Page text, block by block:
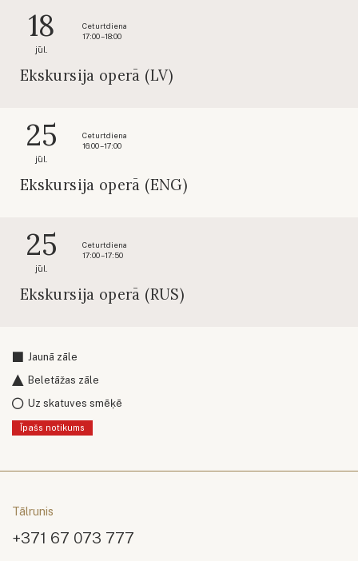
18
jūl.
Ceturtdiena
17:00 – 18:00
Ekskursija operā (LV)
25
jūl.
Ceturtdiena
16:00 – 17:00
Ekskursija operā (ENG)
25
jūl.
Ceturtdiena
17:00 – 17:50
Ekskursija operā (RUS)
Jaunā zāle
Beletāžas zāle
Uz skatuves smēķē
Īpašs notikums
Tālrunis
+371 67 073 777